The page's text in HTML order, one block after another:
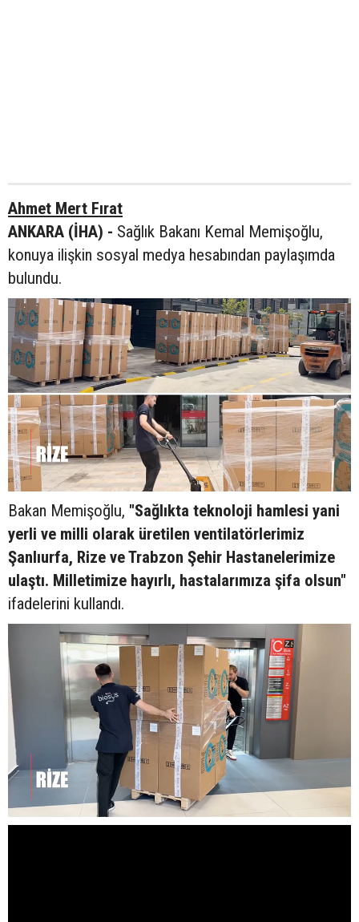
Ahmet Mert Fırat
ANKARA (İHA) - Sağlık Bakanı Kemal Memişoğlu,
konuya ilişkin sosyal medya hesabından paylaşımda
bulundu.
Bakan Memişoğlu, "Sağlıkta teknoloji hamlesi yani
yerli ve milli olarak üretilen ventilatörlerimiz
Şanlıurfa, Rize ve Trabzon Şehir Hastanelerimize
ulaştı. Milletimize hayırlı, hastalarımıza şifa olsun"
ifadelerini kullandı.